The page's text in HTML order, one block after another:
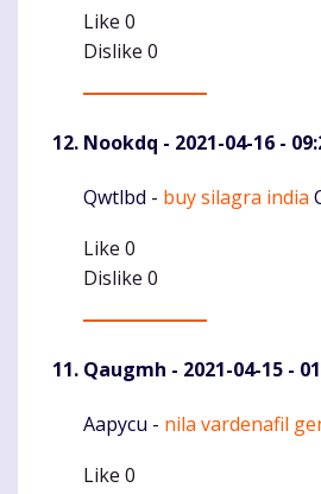
Like 0
Dislike 0
Nookdq - 2021-04-16 -
Komentaras
Qwtlbd - buy silagra india
Like 0
Dislike 0
Qaugmh - 2021-04-15 -
Komentaras
Aapycu - nila vardenafil
Like 0